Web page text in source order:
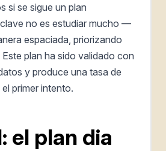
si se sigue un plan
no es estudiar mucho —
espaciada, priorizando
Este plan ha sido validado con
y produce una tasa de
primer intento.
el plan dia